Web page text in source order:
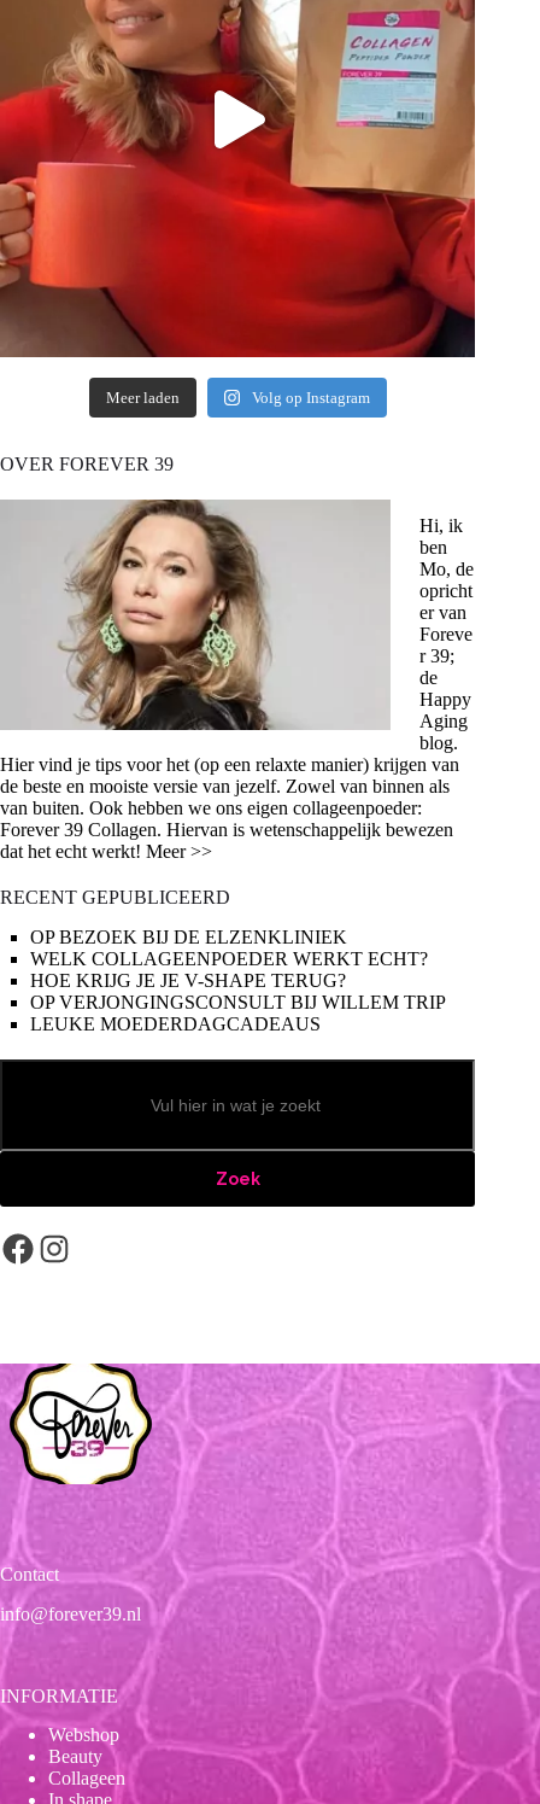
Meer laden Volg op Instagram
OVER FOREVER 39
Hi, ik
ben
Mo, de
opricht
er van
Foreve
r 39;
de
Happy
Aging
blog.
Hier vind je tips voor het (op een relaxte manier) krijgen van
de beste en mooiste versie van jezelf. Zowel van binnen als
van buiten. Ook hebben we ons eigen collageenpoeder:
Forever 39 Collagen. Hiervan is wetenschappelijk bewezen
dat het echt werkt! Meer >>
RECENT GEPUBLICEERD
OP BEZOEK BIJ DE ELZENKLINIEK
WELK COLLAGEENPOEDER WERKT ECHT?
HOE KRIJG JE JE V-SHAPE TERUG?
OP VERJONGINGSCONSULT BIJ WILLEM TRIP
LEUKE MOEDERDAGCADEAUS
Zoeken
Zoek
Facebook
Instagram
Contact
info@forever39.nl
INFORMATIE
Webshop
Beauty
Collageen